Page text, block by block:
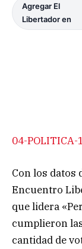
Agregar El
Libertador en
04-POLITICA-
Con los datos
Encuentro
que lidera
cumplieron
cantidad de